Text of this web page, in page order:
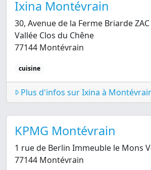
Ixina Montévrain
30, Avenue de la Ferme Briarde
Vallée Clos du Chêne
77144 Montévrain
cuisine
Plus d'infos sur Ixina à
KPMG Montévrain
1 rue de Berlin Immeuble le Mons
77144 Montévrain